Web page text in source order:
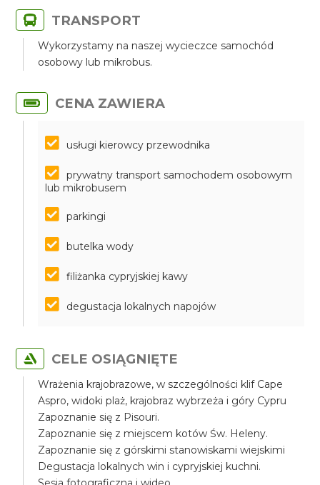
TRANSPORT
Wykorzystamy na naszej wycieczce samochód
osobowy lub mikrobus.
CENA ZAWIERA
usługi kierowcy przewodnika
prywatny transport samochodem osobowym
lub mikrobusem
parkingi
butelka wody
filiżanka cypryjskiej kawy
degustacja lokalnych napojów
CELE OSIĄGNIĘTE
Wrażenia krajobrazowe, w szczególności klif Cape
Aspro, widoki plaż, krajobraz wybrzeża i góry Cypru
Zapoznanie się z Pisouri.
Zapoznanie się z miejscem kotów Św. Heleny.
Zapoznanie się z górskimi stanowiskami wiejskimi
Degustacja lokalnych win i cypryjskiej kuchni.